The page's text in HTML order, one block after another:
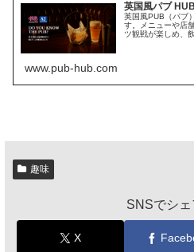
英国風パブ
英国風PUB（パブ
す。メニューや店
ツ観戦が楽しめ、
www.pub-hub.com
趣味
SNSでシェ
X